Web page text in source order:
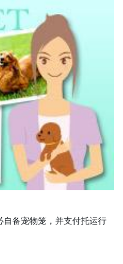
备宠物笼，并支付托运行